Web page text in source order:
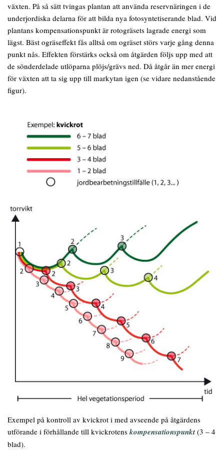
växten. På så sätt tvingas plantan att använda reservnäringen i de
underjordiska delarna för att bilda nya fotosyntetiserande blad. Vid
plantans kompensationspunkt är rotogräsets lagrade energi som
lägst. Bäst ogräseffekt fås alltså om ogräset störs varje gång denna
punkt nås. Effekten förstärks också om åtgärden följs upp med att
de sönderdelade utlöparna plöjs/grävs ned. Då åtgår än mer energi
för växten att ta sig upp till markytan igen (se vidare nedanstående
figur).
Exempel på kontroll av kvickrot i med avseende på åtgärdens
utförande i förhållande till kvickrotens kompensationspunkt(3 – 4
blad).